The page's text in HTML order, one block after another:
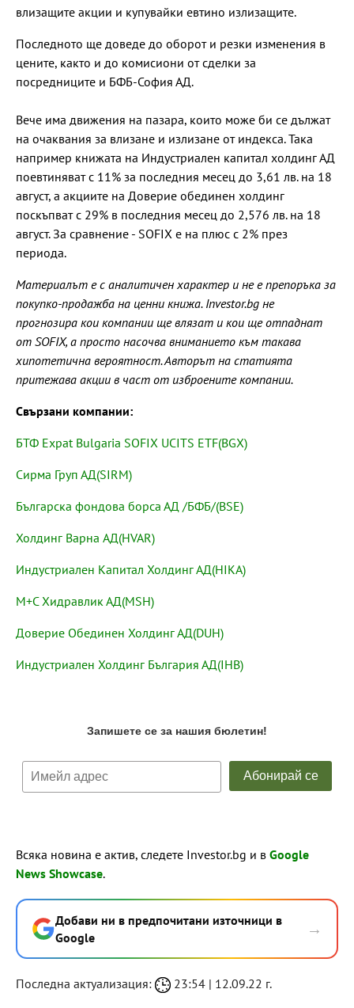
влизащите акции и купувайки евтино излизащите.
Последното ще доведе до оборот и резки изменения в
цените, както и до комисиони от сделки за
посредниците и БФБ-София АД.
Вече има движения на пазара, които може би се дължат
на очаквания за влизане и излизане от индекса. Така
например книжата на Индустриален капитал холдинг АД
поевтиняват с 11% за последния месец до 3,61 лв. на 18
август, а акциите на Доверие обединен холдинг
поскъпват с 29% в последния месец до 2,576 лв. на 18
август. За сравнение - SOFIX е на плюс с 2% през
периода.
Материалът е с аналитичен характер и не е препоръка за
покупко-продажба на ценни книжа. Investor.bg не
прогнозира кои компании ще влязат и кои ще отпаднат
от SOFIX, а просто насочва вниманието към такава
хипотетична вероятност. Авторът на статията
притежава акции в част от изброените компании.
Свързани компании:
БТФ Expat Bulgaria SOFIX UCITS ETF(BGX)
Сирма Груп АД(SIRM)
Българска фондова борса АД /БФБ/(BSE)
Холдинг Варна AД(HVAR)
Индустриален Капитал Холдинг АД(HIKA)
М+С Хидравлик АД(MSH)
Доверие Обединен Холдинг АД(DUH)
Индустриален Холдинг България АД(IHB)
Всяка новина е актив, следете Investor.bg и в Google
News Showcase.
Добави ни в предпочитани източници в
Google
→
Последна актуализация: 23:54 | 12.09.22 г.